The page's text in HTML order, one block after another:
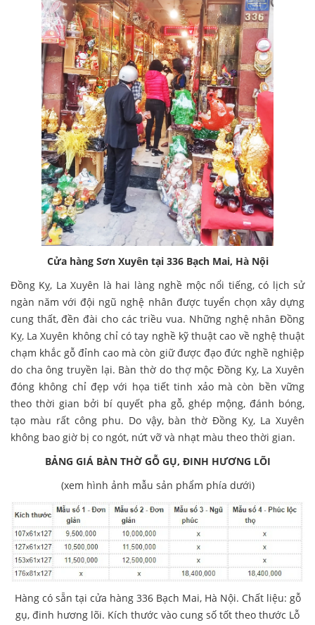
Cửa hàng Sơn Xuyên tại 336 Bạch Mai, Hà Nội
Đồng Kỵ, La Xuyên là hai làng nghề mộc nổi tiếng, có lịch sử
ngàn năm với đội ngũ nghệ nhân được tuyển chọn xây dựng
cung thất, đền đài cho các triều vua. Những nghệ nhân Đồng
Kỵ, La Xuyên không chỉ có tay nghề kỹ thuật cao về nghệ thuật
chạm khắc gỗ đỉnh cao mà còn giữ được đạo đức nghề nghiệp
do cha ông truyền lại. Bàn thờ do thợ mộc Đồng Kỵ, La Xuyên
đóng không chỉ đẹp với họa tiết tinh xảo mà còn bền vững
theo thời gian bởi bí quyết pha gỗ, ghép mộng, đánh bóng,
tạo màu rất công phu. Do vậy, bàn thờ Đồng Kỵ, La Xuyên
không bao giờ bị co ngót, nứt vỡ và nhạt màu theo thời gian.
BẢNG GIÁ BÀN THỜ GỖ GỤ, ĐINH HƯƠNG LÕI
(xem hình ảnh mẫu sản phẩm phía dưới)
Hàng có sẵn tại cửa hàng 336 Bạch Mai, Hà Nội. Chất liệu: gỗ
gụ, đinh hương lõi. Kích thước vào cung số tốt theo thước Lỗ